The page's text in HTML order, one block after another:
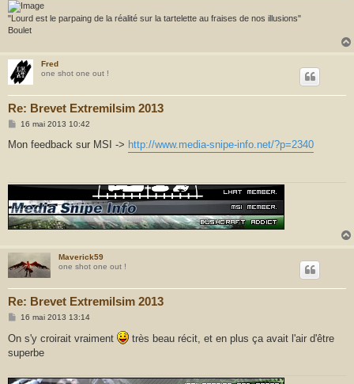
"Lourd est le parpaing de la réalité sur la tartelette au fraises de nos illusions"
Boulet
Fred
one shot one out !
Re: Brevet Extremilsim 2013
M
s
16 mai 2013 10:42
Mon feedback sur MSI -> http://www.media-snipe-info.net/?p=2340
Maverick59
one shot one out !
Re: Brevet Extremilsim 2013
M
s
s
a
16 mai 2013 13:14
On s'y croirait vraiment
très beau récit, et en plus ça avait l'air d'être
superbe